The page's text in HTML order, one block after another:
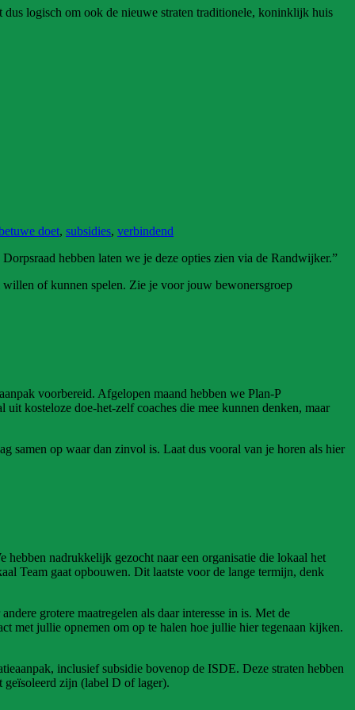
logisch om ook de nieuwe straten traditionele, koninklijk huis
doet, subsidies, verbindend
hebben laten we je deze opties zien via de Randwijker.”
of kunnen spelen. Zie je voor jouw bewonersgroep
voorbereid. Afgelopen maand hebben we Plan-P
kosteloze doe-het-zelf coaches die mee kunnen denken, maar
samen op waar dan zinvol is. Laat dus vooral van je horen als hier
nadrukkelijk gezocht naar een organisatie die lokaal het
Team gaat opbouwen. Dit laatste voor de lange termijn, denk
grotere maatregelen als daar interesse in is. Met de
met jullie opnemen om op te halen hoe jullie hier tegenaan kijken.
inclusief subsidie bovenop de ISDE. Deze straten hebben
zijn (label D of lager).